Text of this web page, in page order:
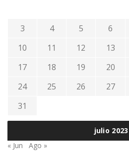
julio 2023
3
4 5 6
10
11 12 13
17
18 19 20
24
25 26 27
31
« Jun Ago »